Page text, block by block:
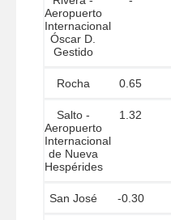
Aeropuerto
Internacional
Óscar D.
Gestido
Rocha 0.65
Salto -
Aeropuerto
Internacional
de Nueva
Hespérides
1.32
San José -0.30